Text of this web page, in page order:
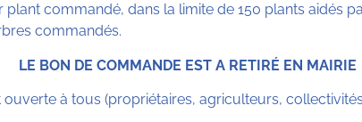
plant commandé, dans la limite de 150 plants aidés
commandés.
LE BON DE COMMANDE EST A RETIRÉ EN MAIRIE
à tous (propriétaires, agriculteurs,